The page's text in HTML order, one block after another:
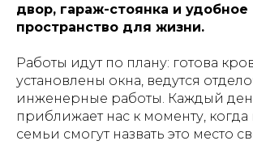
двор, гараж-стоянка и удобное
пространство для жизни.
Работы идут по плану: готова
установлены окна, ведутся
инженерные работы. Каждый
приближает нас к моменту,
семьи смогут назвать это место